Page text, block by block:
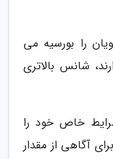
را بورسیه می
شانس بالاتری
خاص خود را
آگاهی از مقدار